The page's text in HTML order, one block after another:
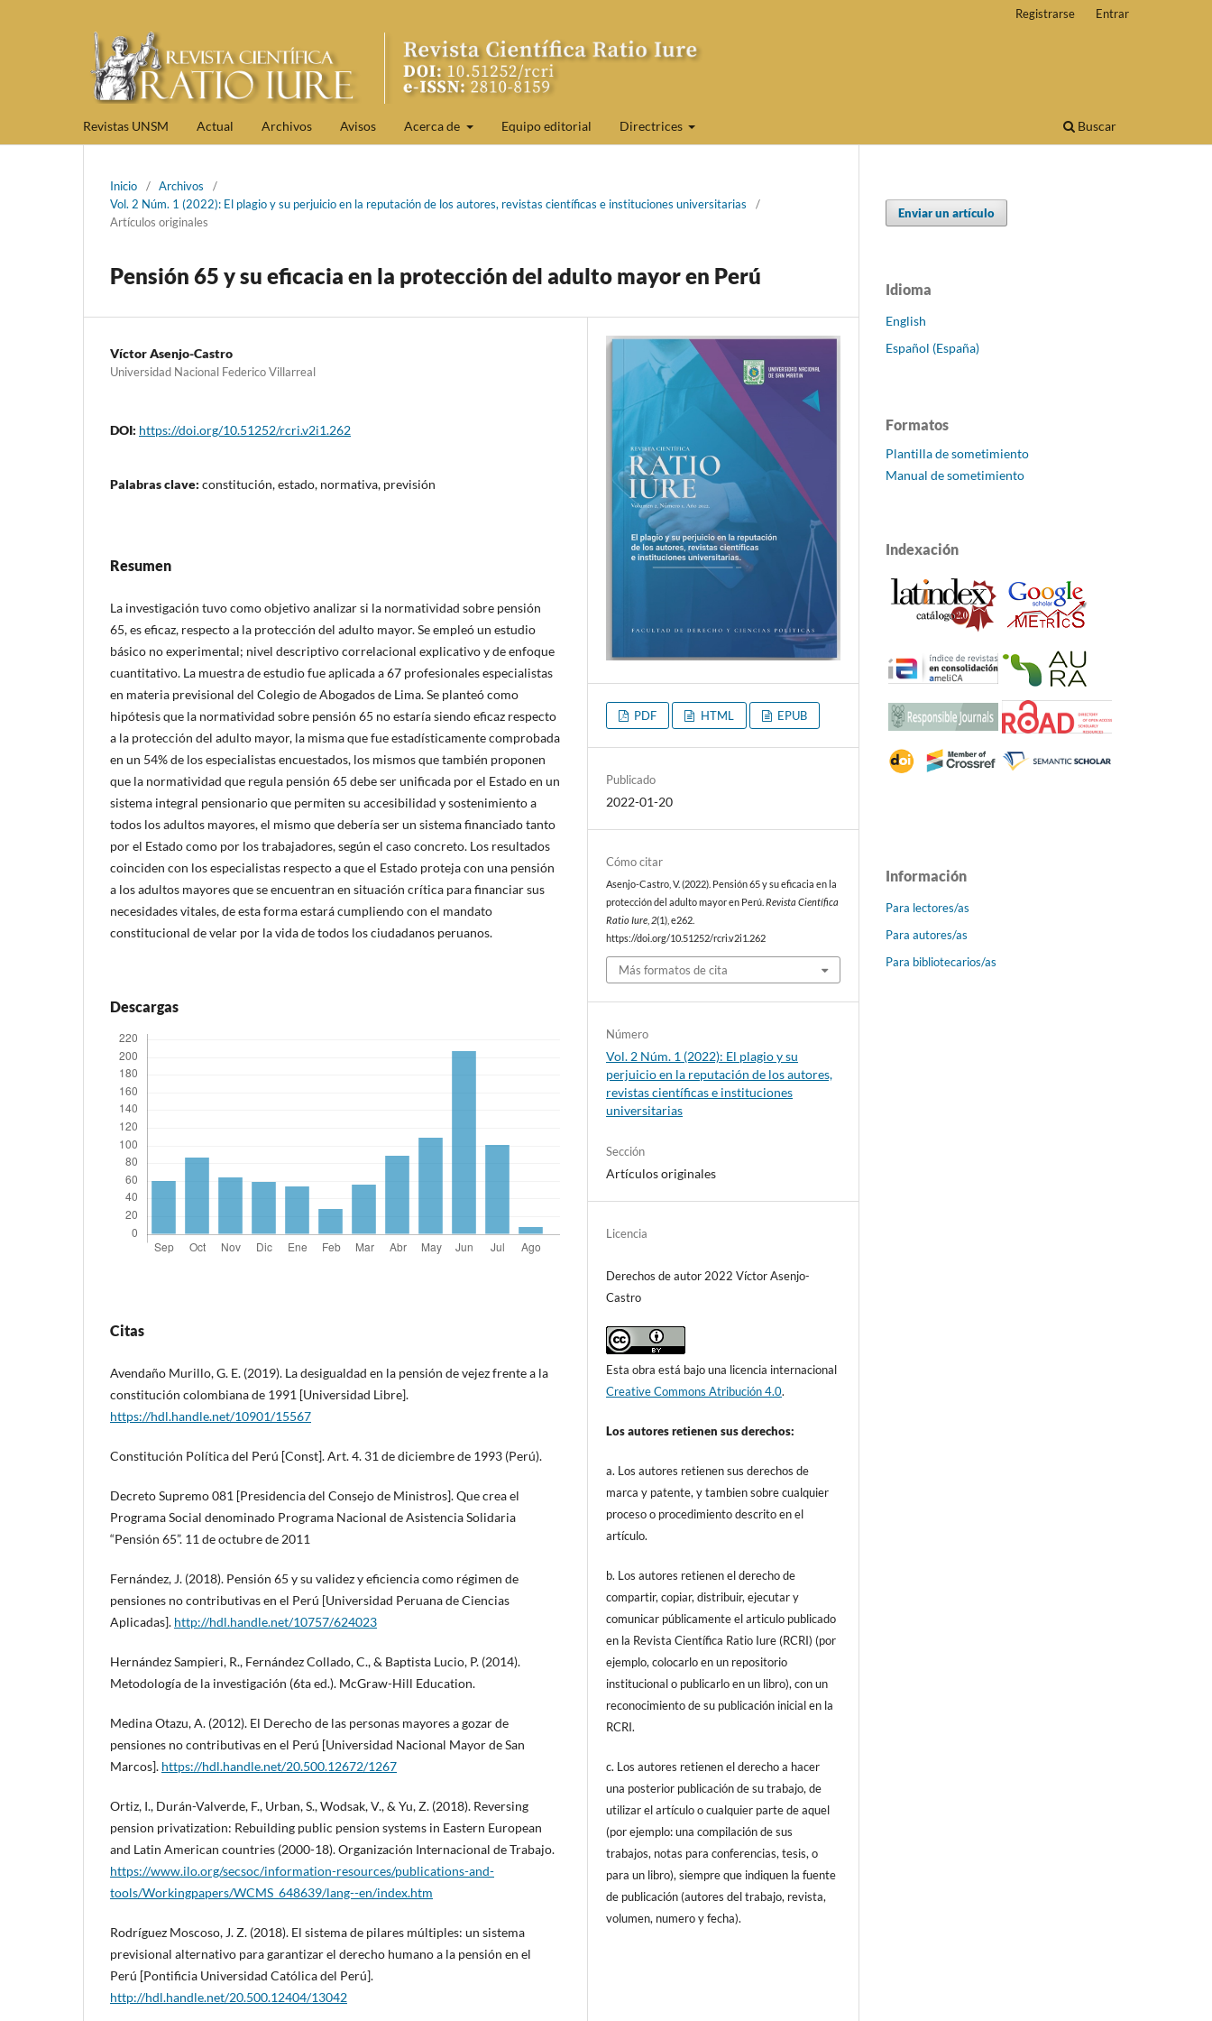
Revistas UNSM Actual Archivos Avisos Acerca de Equipo editorial Directrices Buscar
Registrarse Entrar
Inicio / Archivos
/
Vol. 2 Núm. 1 (2022): El plagio y su perjuicio en la reputación de los autores, revistas científicas e instituciones universitarias
/
Artículos originales
Pensión 65 y su eficacia en la protección del adulto mayor en Perú
Víctor Asenjo-Castro
Universidad Nacional Federico Villarreal
DOI: https://doi.org/10.51252/rcri.v2i1.262
Palabras clave: constitución, estado, normativa, previsión
Resumen
La investigación tuvo como objetivo analizar si la normatividad sobre pensión
65, es eficaz, respecto a la protección del adulto mayor. Se empleó un estudio
básico no experimental; nivel descriptivo correlacional explicativo y de enfoque
cuantitativo. La muestra de estudio fue aplicada a 67 profesionales especialistas
en materia previsional del Colegio de Abogados de Lima. Se planteó como
hipótesis que la normatividad sobre pensión 65 no estaría siendo eficaz respecto
a la protección del adulto mayor, la misma que fue estadísticamente comprobada
en un 54% de los especialistas encuestados, los mismos que también proponen
que la normatividad que regula pensión 65 debe ser unificada por el Estado en un
sistema integral pensionario que permiten su accesibilidad y sostenimiento a
todos los adultos mayores, el mismo que debería ser un sistema financiado tanto
por el Estado como por los trabajadores, según el caso concreto. Los resultados
coinciden con los especialistas respecto a que el Estado proteja con una pensión
a los adultos mayores que se encuentran en situación crítica para financiar sus
necesidades vitales, de esta forma estará cumpliendo con el mandato
constitucional de velar por la vida de todos los ciudadanos peruanos.
Descargas
Citas
Avendaño Murillo, G. E. (2019). La desigualdad en la pensión de vejez frente a la
constitución colombiana de 1991 [Universidad Libre].
https://hdl.handle.net/10901/15567
Constitución Política del Perú [Const]. Art. 4. 31 de diciembre de 1993 (Perú).
Decreto Supremo 081 [Presidencia del Consejo de Ministros]. Que crea el
Programa Social denominado Programa Nacional de Asistencia Solidaria
“Pensión 65”. 11 de octubre de 2011
Fernández, J. (2018). Pensión 65 y su validez y eficiencia como régimen de
pensiones no contributivas en el Perú [Universidad Peruana de Ciencias
Aplicadas]. http://hdl.handle.net/10757/624023
Hernández Sampieri, R., Fernández Collado, C., & Baptista Lucio, P. (2014).
Metodología de la investigación (6ta ed.). McGraw-Hill Education.
Medina Otazu, A. (2012). El Derecho de las personas mayores a gozar de
pensiones no contributivas en el Perú [Universidad Nacional Mayor de San
Marcos]. https://hdl.handle.net/20.500.12672/1267
Ortiz, I., Durán-Valverde, F., Urban, S., Wodsak, V., & Yu, Z. (2018). Reversing
pension privatization: Rebuilding public pension systems in Eastern European
and Latin American countries (2000-18). Organización Internacional de Trabajo.
https://www.ilo.org/secsoc/information-resources/publications-and-
tools/Workingpapers/WCMS_648639/lang--en/index.htm
Rodríguez Moscoso, J. Z. (2018). El sistema de pilares múltiples: un sistema
previsional alternativo para garantizar el derecho humano a la pensión en el
Perú [Pontificia Universidad Católica del Perú].
http://hdl.handle.net/20.500.12404/13042
PDF HTML EPUB
Publicado
2022-01-20
Cómo citar
Asenjo-Castro, V. (2022). Pensión 65 y su eficacia en la
protección del adulto mayor en Perú.Revista Científica
Ratio Iure 2(1), e262.
https://doi.org/10.51252/rcri.v2i1.262
Más formatos de cita
Número
Vol. 2 Núm. 1 (2022): El plagio y su
perjuicio en la reputación de los autores,
revistas científicas e instituciones
universitarias
Sección
Artículos originales
Licencia
Derechos de autor 2022 Víctor Asenjo-
Castro
Esta obra está bajo una licencia internacional
Creative Commons Atribución 4.0.
Los autores retienen sus derechos:
a. Los autores retienen sus derechos de
marca y patente, y tambien sobre cualquier
proceso o procedimiento descrito en el
artículo.
b. Los autores retienen el derecho de
compartir, copiar, distribuir, ejecutar y
comunicar públicamente el articulo publicado
en la Revista Científica Ratio Iure (RCRI) (por
ejemplo, colocarlo en un repositorio
institucional o publicarlo en un libro), con un
reconocimiento de su publicación inicial en la
RCRI.
c. Los autores retienen el derecho a hacer
una posterior publicación de su trabajo, de
utilizar el artículo o cualquier parte de aquel
(por ejemplo: una compilación de sus
trabajos, notas para conferencias, tesis, o
para un libro), siempre que indiquen la fuente
de publicación (autores del trabajo, revista,
volumen, numero y fecha).
Enviar un artículo
Idioma
English
Español (España)
Formatos
Plantilla de sometimiento
Manual de sometimiento
Indexación
Información
Para lectores/as
Para autores/as
Para bibliotecarios/as